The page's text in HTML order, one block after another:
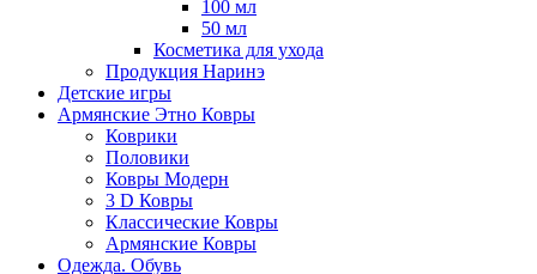
100 мл
50 мл
Косметика для ухода
Продукция Наринэ
Детские игры
Армянские Этно Ковры
Коврики
Половики
Ковры Модерн
3 D Ковры
Классические Ковры
Армянские Ковры
Одежда. Обувь